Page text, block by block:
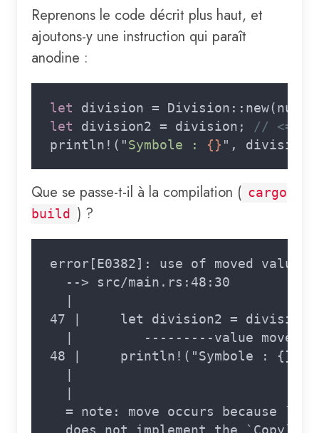
Reprenons le code décrit plus haut, et
ajoutons-y une instruction qui paraît
anodine :
let
division =
let
division2 = division;
println!(" Symbole : {} ", division.
Que se passe-t-il à la compilation ( cargo
build
) ?